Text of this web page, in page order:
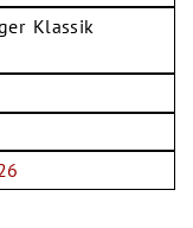
Klassik